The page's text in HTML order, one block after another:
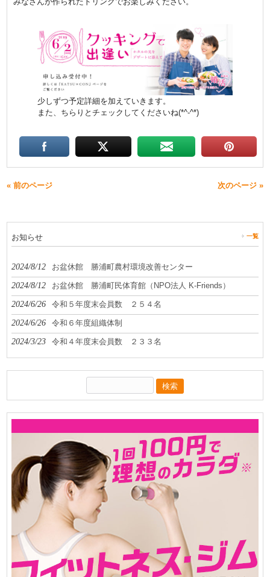
少しずつ予定詳細を加えていきます。
また、ちらりとチェックしてくださいね(*^-^*)
« 前のページ 次のページ »
お知らせ 一覧
2024/8/12 お盆休館 勝浦町農村環境改善センター
2024/8/12 お盆休館 勝浦町民体育館（NPO法人 K-Friends）
2024/6/26 令和５年度末会員数 ２５４名
2024/6/26 令和６年度組織体制
2024/3/23 令和４年度末会員数 ２３３名
索: